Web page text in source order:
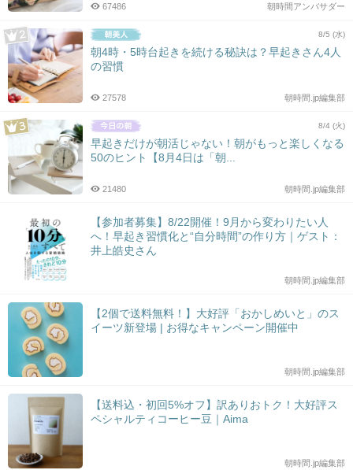
朝時間アンバサダー
67486
8/5 (水)
朝4時・5時台起きを続ける秘訣は？早起きさん4人
の習慣
朝時間.jp編集部
27578
8/4 (火)
早起きだけが朝活じゃない！朝がもっと楽しくなる
50のヒント【8月4日は「朝...
朝時間.jp編集部
21480
【参加者募集】8/22開催！9月から変わりたい人
へ！早起き習慣化と“自分時間”の作り方｜ゲスト：
井上皓史さん
朝時間.jp編集部
【2個で送料無料！】大好評「おかしめいと」のス
イーツ新登場 | お得なキャンペーン開催中
朝時間.jp編集部
【送料込・初回5%オフ】訳ありおトク！大好評ス
ペシャルティコーヒー豆｜Aima
朝時間.jp編集部